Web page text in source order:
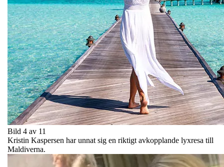
Bild 4 av 11
Kristin Kaspersen har unnat sig en riktigt avkopplande lyxresa till
Maldiverna.